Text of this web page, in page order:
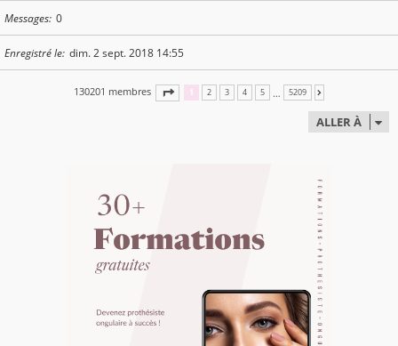
Messages 0
Enregistré le dim. 2 sept. 2018 14:55
130201 membres PAGE SUR 5209
1 2 3 4 5 … 5209
ALLER À